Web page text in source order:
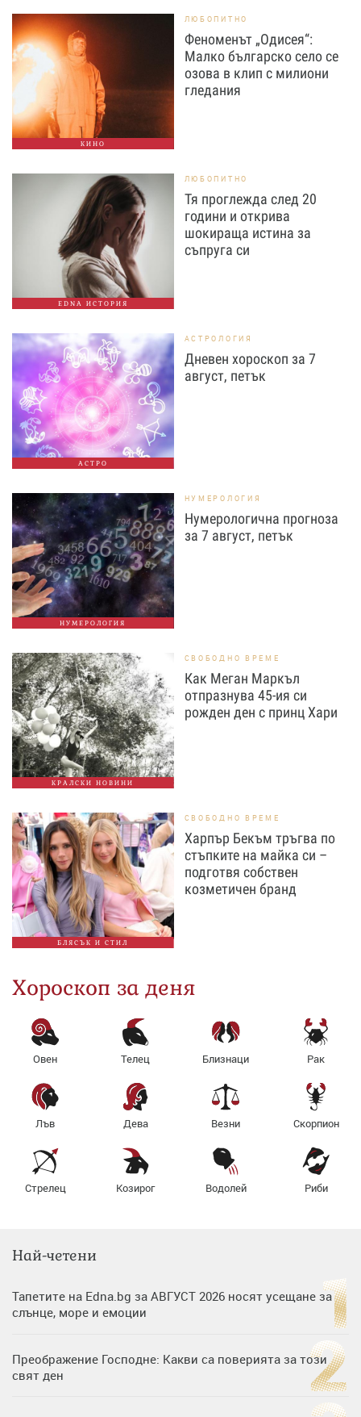
КИНО
ЛЮБОПИТНО
Феноменът „Одисея“:
Малко българско село се
озова в клип с милиони
гледания
EDNA ИСТОРИЯ
ЛЮБОПИТНО
Тя проглежда след 20
години и открива
шокираща истина за
съпруга си
АСТРО
АСТРОЛОГИЯ
Дневен хороскоп за 7
август, петък
НУМЕРОЛОГИЯ
НУМЕРОЛОГИЯ
Нумерологична прогноза
за 7 август, петък
КРАЛСКИ НОВИНИ
СВОБОДНО ВРЕМЕ
Как Меган Маркъл
отпразнува 45-ия си
рожден ден с принц Хари
БЛЯСЪК И СТИЛ
СВОБОДНО ВРЕМЕ
Харпър Бекъм тръгва по
стъпките на майка си –
подготвя собствен
козметичен бранд
Хороскоп за деня
Овен Телец Близнаци Рак
Лъв Дева Везни Скорпион
Стрелец Козирог Водолей Риби
Най-четени
Тапетите на Edna.bg за АВГУСТ 2026 носят усещане за
слънце, море и емоции
Преображение Господне: Какви са поверията за този
свят ден